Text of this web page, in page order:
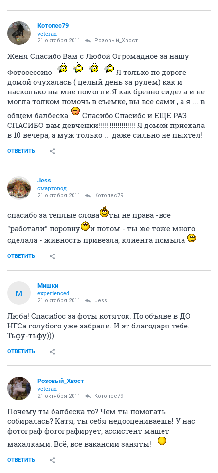
Котопес79
veteran
21 октября 2011 Розовый_Хвост
Женя Спасибо Вам с Любой Огромадное за нашу
Фотосессию
Я только по дороге
домой очухалась ( целый день за рулем) как и
насколько вы мне помогли.Я как бревно сидела и не
могла толком помочь в съемке, вы все сами , а я ... в
общем балбеска
Спасибо Спасибо и ЕЩЕ РАЗ
СПАСИБО вам девченки!!!!!!!!!!!!!!!!!!! Я домой приехала
в 10 вечера, а муж только ... даже сильно не пыхтел!
ОТВЕТИТЬ
Jess
смартовод
21 октября 2011 Котопес79
спасибо за теплые слова
ты не права -все
"работали" поровну
и потом - ты же тоже много
сделала - живность привезла, клиента помыла
ОТВЕТИТЬ
М
Мишки
experienced
21 октября 2011 Jess
Люба! Спасибос за фоты котяток. По объяве в ДО
НГСа голубого уже забрали. И эт благодаря тебе.
Тьфу-тьфу)))
ОТВЕТИТЬ
Розовый_Хвост
veteran
21 октября 2011 Котопес79
Почему ты балбеска то? Чем ты помогать
собиралась? Катя, ты себя недооцениваешь! У нас
фотограф фотографирует, ассистент машет
махалками. Всё, все вакансии заняты!
ОТВЕТИТЬ